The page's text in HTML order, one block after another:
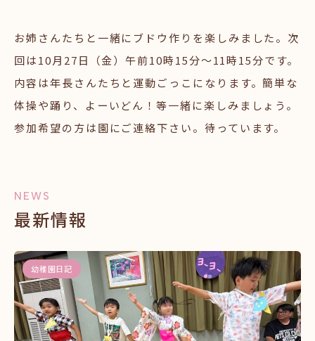
お姉さんたちと一緒にブドウ作りを楽しみました。次
回は10月27日（金）午前10時15分～11時15分です。
内容は年長さんたちと運動ごっこになります。簡単な
体操や踊り、よーいどん！等一緒に楽しみましょう。
参加希望の方は園にご連絡下さい。待っています。
NEWS
最新情報
幼稚園日記